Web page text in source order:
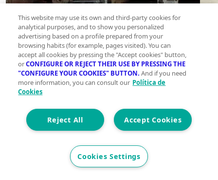
This website may use its own and third-party cookies for
analytical purposes, and to show you personalized
advertising based on a profile prepared from your
browsing habits (for example, pages visited). You can
accept all cookies by pressing the "Accept cookies" button,
orCONFIGURE OR REJECT THEIR USE BY PRESSING THE
"CONFIGURE YOUR COOKIES" BUTTON. And if you need
more information, you can consult our Política de
Cookies
Accept Cookies
Reject All
Cookies Settings